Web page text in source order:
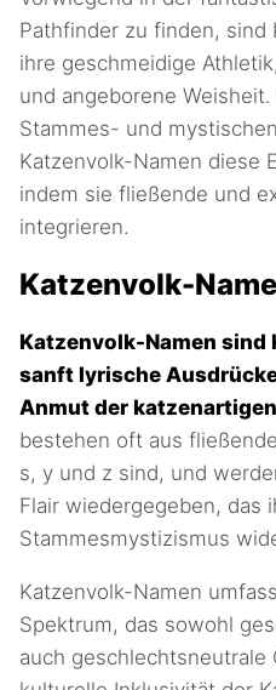
Pathfinder zu finden, sind
ihre geschmeidige
und angeborene
Stammes- und
Katzenvolk-Namen diese
indem sie fließende und
integrieren.
Katzenvolk-
Katzenvolk-Namen
sanft lyrische
Anmut der
bestehen oft aus
s, y und z sind, und
Flair wiedergegeben, das
Stammesmystizismus
Katzenvolk-Namen
Spektrum, das sowohl
auch